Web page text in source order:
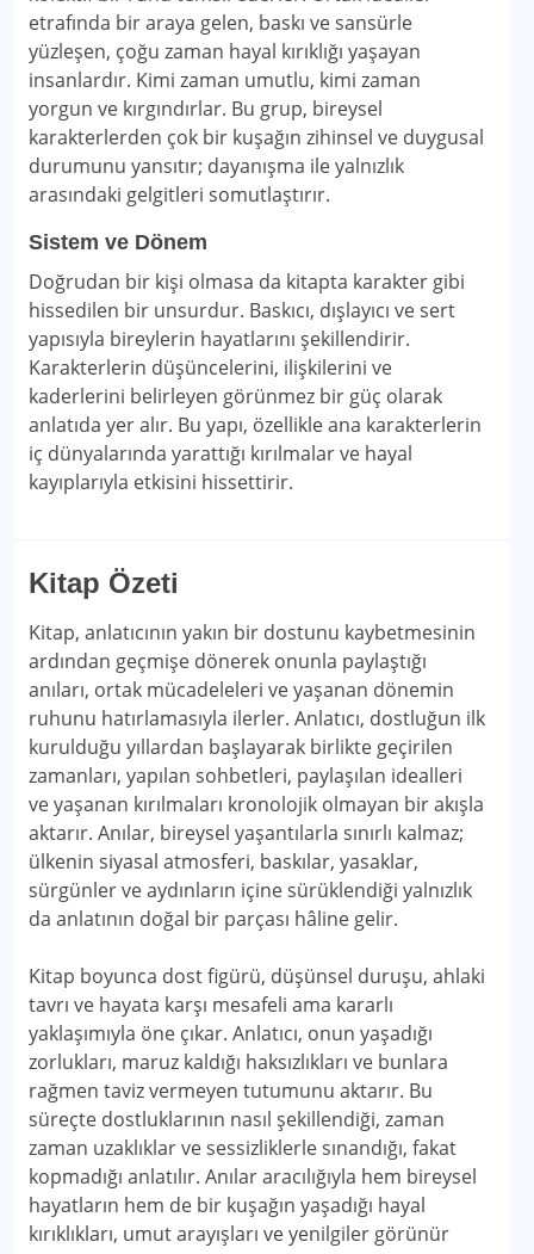
etrafında bir araya gelen, baskı ve sansürle
yüzleşen, çoğu zaman hayal kırıklığı yaşayan
insanlardır. Kimi zaman umutlu, kimi zaman
yorgun ve kırgındırlar. Bu grup, bireysel
karakterlerden çok bir kuşağın zihinsel ve duygusal
durumunu yansıtır; dayanışma ile yalnızlık
arasındaki gelgitleri somutlaştırır.
Sistem ve Dönem
Doğrudan bir kişi olmasa da kitapta karakter gibi
hissedilen bir unsurdur. Baskıcı, dışlayıcı ve sert
yapısıyla bireylerin hayatlarını şekillendirir.
Karakterlerin düşüncelerini, ilişkilerini ve
kaderlerini belirleyen görünmez bir güç olarak
anlatıda yer alır. Bu yapı, özellikle ana karakterlerin
iç dünyalarında yarattığı kırılmalar ve hayal
kayıplarıyla etkisini hissettirir.
Kitap Özeti
Kitap, anlatıcının yakın bir dostunu kaybetmesinin
ardından geçmişe dönerek onunla paylaştığı
anıları, ortak mücadeleleri ve yaşanan dönemin
ruhunu hatırlamasıyla ilerler. Anlatıcı, dostluğun ilk
kurulduğu yıllardan başlayarak birlikte geçirilen
zamanları, yapılan sohbetleri, paylaşılan idealleri
ve yaşanan kırılmaları kronolojik olmayan bir akışla
aktarır. Anılar, bireysel yaşantılarla sınırlı kalmaz;
ülkenin siyasal atmosferi, baskılar, yasaklar,
sürgünler ve aydınların içine sürüklendiği yalnızlık
da anlatının doğal bir parçası hâline gelir.
Kitap boyunca dost figürü, düşünsel duruşu, ahlaki
tavrı ve hayata karşı mesafeli ama kararlı
yaklaşımıyla öne çıkar. Anlatıcı, onun yaşadığı
zorlukları, maruz kaldığı haksızlıkları ve bunlara
rağmen taviz vermeyen tutumunu aktarır. Bu
süreçte dostluklarının nasıl şekillendiği, zaman
zaman uzaklıklar ve sessizliklerle sınandığı, fakat
kopmadığı anlatılır. Anılar aracılığıyla hem bireysel
hayatların hem de bir kuşağın yaşadığı hayal
kırıklıkları, umut arayışları ve yenilgiler görünür